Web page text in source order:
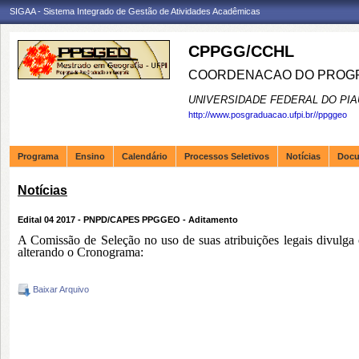
SIGAA - Sistema Integrado de Gestão de Atividades Acadêmicas
CPPGG/CCHL
COORDENACAO DO
UNIVERSIDADE FEDERAL DO
http://www.posgraduacao.ufpi.br//ppggeo
Programa Ensino Calendário Processos Seletivos Notícias
Notícias
Edital 04 2017 - PNPD/CAPES PPGGEO - Aditamento
A Comissão de Seleção no uso de suas atribuições legais
alterando o Cronograma:
Baixar Arquivo